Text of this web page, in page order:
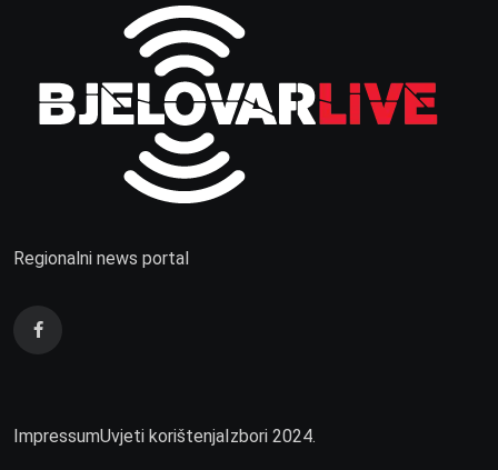
Regionalni news portal
ImpressumUvjeti korištenjaIzbori 2024.